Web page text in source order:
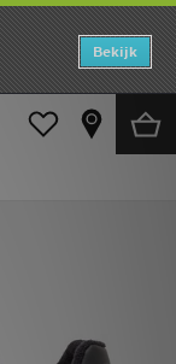
Bekijk